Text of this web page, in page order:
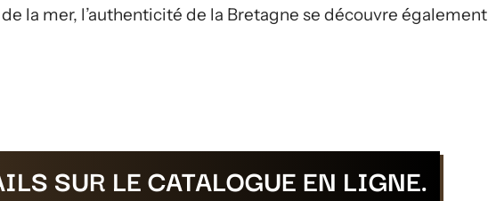
la mer, l’authenticité de la Bretagne se découvre également
SUR LE CATALOGUE EN LIGNE.